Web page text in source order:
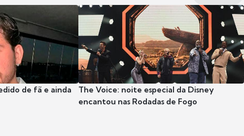
de fã e ainda
The Voice: noite especial da Disney
encantou nas Rodadas de Fogo